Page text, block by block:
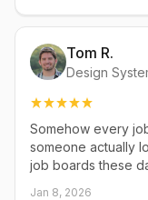
Tom R.
Design
Somehow every
someone actually
job boards these
Jan 8, 2026